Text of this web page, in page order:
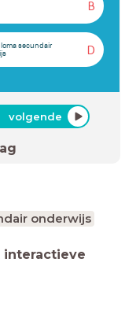
B
D
secundair
volgende
onderwijs
interactieve